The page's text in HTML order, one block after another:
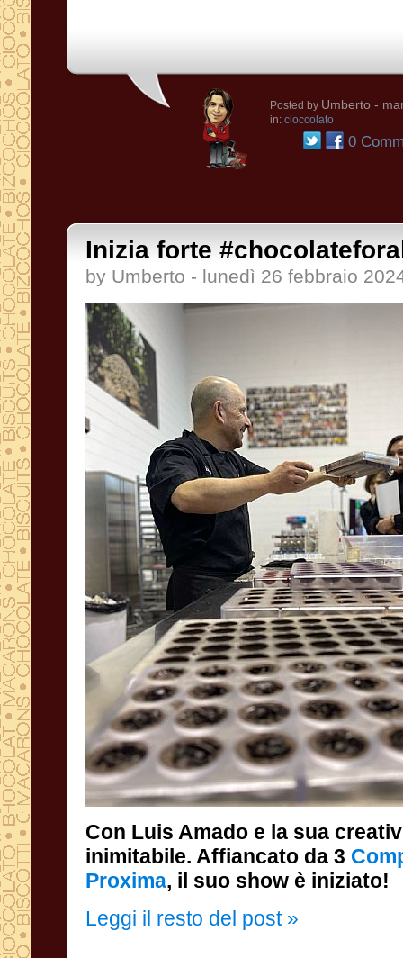
Posted by Umberto -
in: cioccolato
0
Inizia forte
by Umberto - lunedì 26 febbraio
Con Luis Amado e la sua
inimitabile. Affiancato da 3
Proxima, il suo show è iniziato!
Leggi il resto del post »